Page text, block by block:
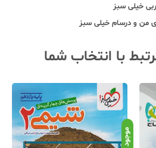
خیلی سبز
من و درسام خیلی سبز
با انتخاب شما
موجود